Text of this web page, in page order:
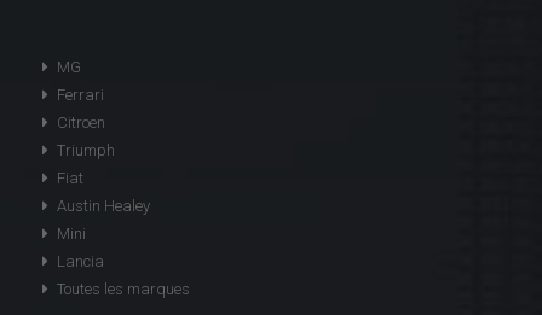
MG
Ferrari
Citroen
Triumph
Fiat
Austin Healey
Mini
Lancia
Toutes les marques